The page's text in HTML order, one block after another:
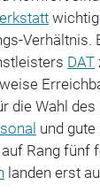
Verhältnis.
DAT
die Wahl des
und
Rang fünf
landen erst